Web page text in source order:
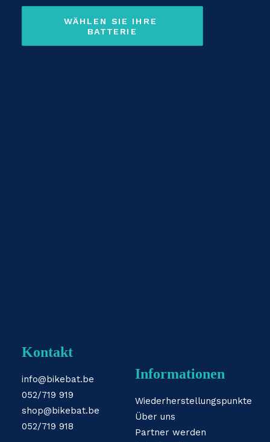
WÄHLEN SIE IHRE
BATTERIE
Kontakt
info@bikebat.be
052/719 919
shop@bikebat.be
052/719 918
Informationen
Wiederherstellungspunkte
Über uns
Partner werden